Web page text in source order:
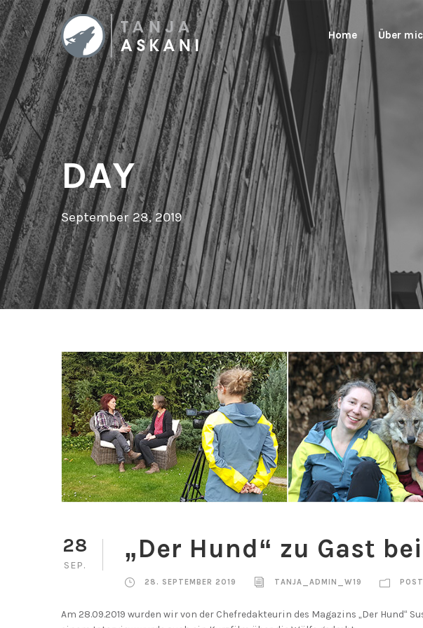
Home Über
DAY
September 28, 2019
28
SEP.
„Der Hund“ zu Gast
28. SEPTEMBER 2019 TANJA_ADMIN_W19
Am 28.09.2019 wurden wir von der Chefredakteurin des Magazins „Der Hund“